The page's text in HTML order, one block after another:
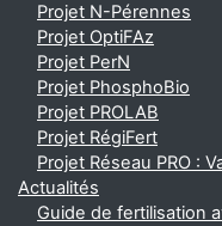
Projet N-Pérennes
Projet OptiFAz
Projet PerN
Projet PhosphoBio
Projet PROLAB
Projet RégiFert
Projet Réseau PRO :
Actualités
Guide de fertilisation